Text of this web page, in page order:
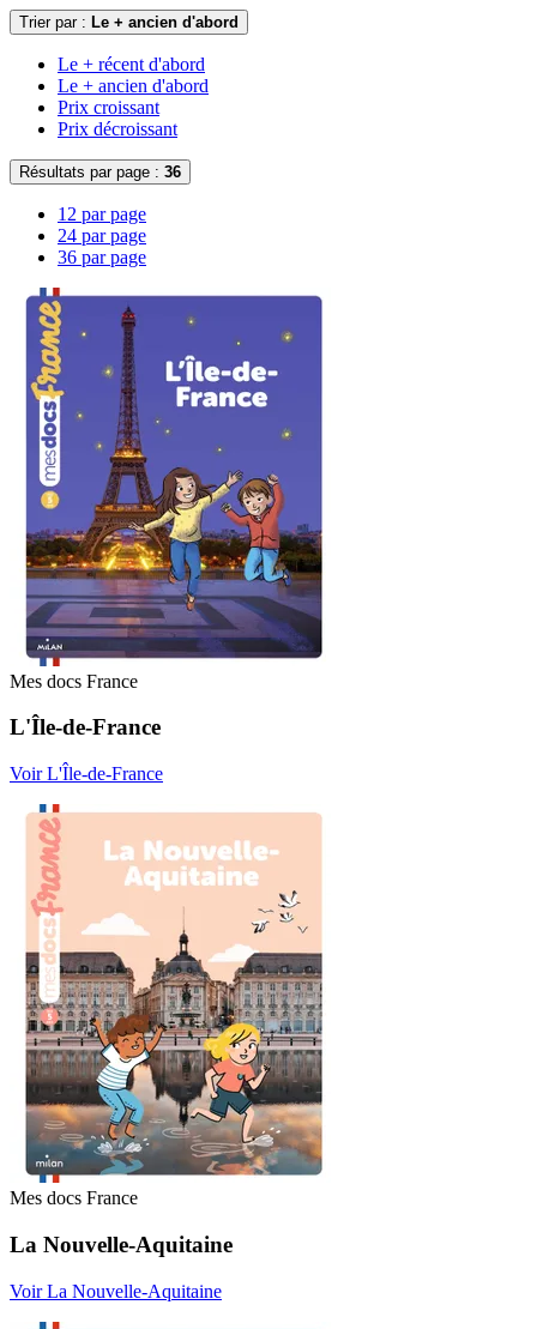
Trier par : Le + ancien d'abord
Le + récent d'abord
Le + ancien d'abord
Prix croissant
Prix décroissant
Résultats par page : 36
12 par page
24 par page
36 par page
Mes docs France
L'Île-de-France
Voir L'Île-de-France
Mes docs France
La Nouvelle-Aquitaine
Voir La Nouvelle-Aquitaine